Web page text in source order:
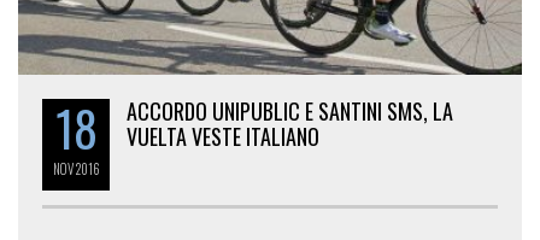
18
NOV2016
ACCORDO UNIPUBLIC E SANTINI SMS, LA
VUELTA VESTE ITALIANO